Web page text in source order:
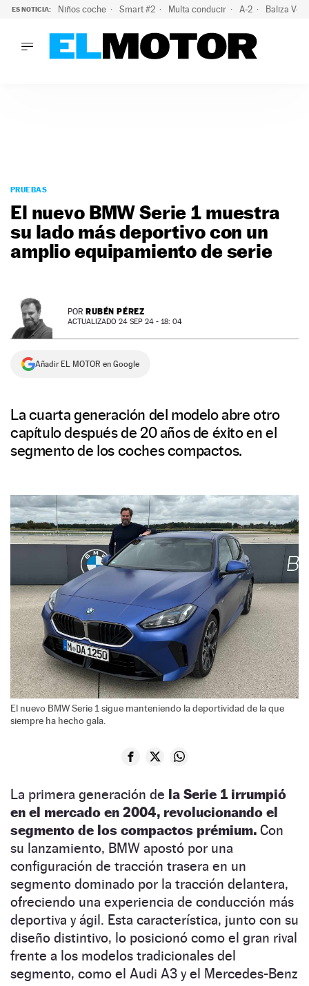
ES NOTICIA: Niños coche Smart #2 Multa conducir A-2 Baliza V-
PODCAST
MOTOS
TECNOLOGÍA
SUPERCOCHES
SERVICIOS
NEWSLETTER
SÍGUENOS
PRUEBAS
El nuevo BMW Serie 1 muestra
su lado más deportivo con un
amplio equipamiento de serie
POR RUBÉN PÉREZ
ACTUALIZADO 24 SEP 24 - 18: 04
Añadir EL MOTOR en Google
La cuarta generación del modelo abre otro
capítulo después de 20 años de éxito en el
segmento de los coches compactos.
El nuevo BMW Serie 1 sigue manteniendo la deportividad de la que
siempre ha hecho gala.
La primera generación de la Serie 1 irrumpió
en el mercado en 2004, revolucionando el
segmento de los compactos prémium. Con
su lanzamiento, BMW apostó por una
configuración de tracción trasera en un
segmento dominado por la tracción delantera,
ofreciendo una experiencia de conducción más
deportiva y ágil. Esta característica, junto con su
diseño distintivo, lo posicionó como el gran rival
frente a los modelos tradicionales del
segmento, como el Audi A3 y el Mercedes-Benz